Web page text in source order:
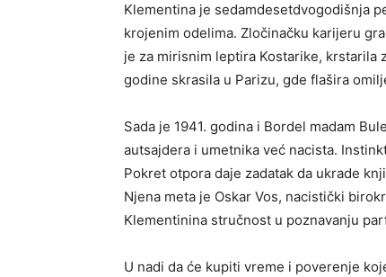
Klementina je sedamdesetdvogodišnja
krojenim odelima. Zločinačku karijeru
je za mirisnim leptira Kostarike, krstarila
godine skrasila u Parizu, gde flašira
Sada je 1941. godina i Bordel madam
autsajdera i umetnika već nacista.
Pokret otpora daje zadatak da ukrade
Njena meta je Oskar Vos, nacistički
Klementinina stručnost u poznavanju
U nadi da će kupiti vreme i poverenje